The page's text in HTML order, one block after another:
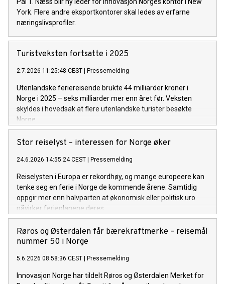
York. Flere andre eksportkontorer skal ledes av erfarne
næringslivsprofiler.
Turistveksten fortsatte i 2025
2.7.2026 11:25:48 CEST Pressemelding
Utenlandske feriereisende brukte 44 milliarder kroner i
Norge i 2025 – seks milliarder mer enn året før. Veksten
skyldes i hovedsak at flere utenlandske turister besøkte
Norge.
Stor reiselyst – interessen for Norge øker
24.6.2026 14:55:24 CEST Pressemelding
Reiselysten i Europa er rekordhøy, og mange europeere kan
tenke seg en ferie i Norge de kommende årene. Samtidig
oppgir mer enn halvparten at økonomisk eller politisk uro
påvirker ferieplanene deres.
Røros og Østerdalen får bærekraftmerke – reisemål
nummer 50 i Norge
5.6.2026 08:58:36 CEST Pressemelding
Innovasjon Norge har tildelt Røros og Østerdalen Merket for